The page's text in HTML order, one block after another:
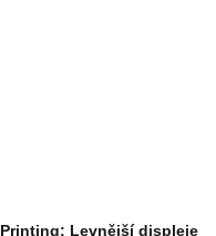
Levnější displeje